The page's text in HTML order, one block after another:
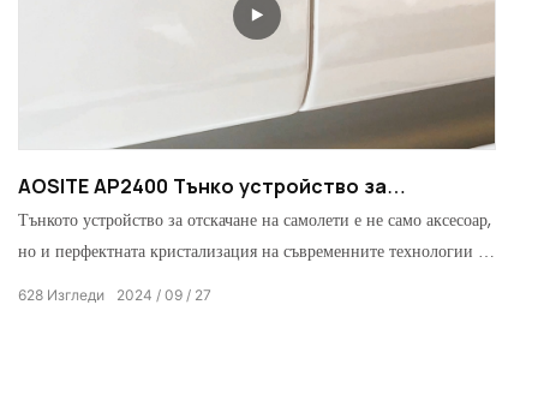
AOSITE AP2400 Тънко устройство за
отскачане на самолети
Тънкото устройство за отскачане на самолети е не само аксесоар,
но и перфектната кристализация на съвременните технологии и
2024 09 27
628 Изгледи